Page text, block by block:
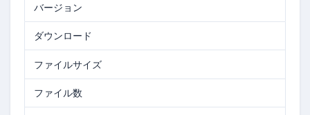
バージョン
ダウンロード
ファイルサイズ
ファイル数